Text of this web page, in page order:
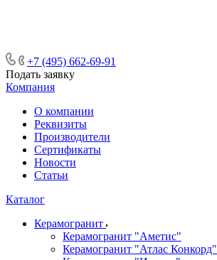
+7 (495) 662-69-91
Подать заявку
Компания
О компании
Реквизиты
Производители
Сертификаты
Новости
Статьи
Каталог
Керамогранит
Керамогранит "Аметис"
Керамогранит "Атлас Конкорд"